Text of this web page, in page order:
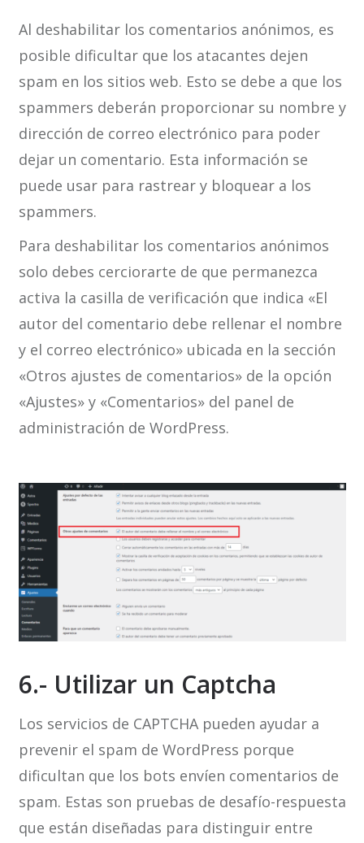
Al deshabilitar los comentarios anónimos, es
posible dificultar que los atacantes dejen
spam en los sitios web. Esto se debe a que los
spammers deberán proporcionar su nombre y
dirección de correo electrónico para poder
dejar un comentario. Esta información se
puede usar para rastrear y bloquear a los
spammers.
Para deshabilitar los comentarios anónimos
solo debes cerciorarte de que permanezca
activa la casilla de verificación que indica «El
autor del comentario debe rellenar el nombre
y el correo electrónico» ubicada en la sección
«Otros ajustes de comentarios» de la opción
«Ajustes» y «Comentarios» del panel de
administración de WordPress.
6.- Utilizar un Captcha
Los servicios de CAPTCHA pueden ayudar a
prevenir el spam de WordPress porque
dificultan que los bots envíen comentarios de
spam. Estas son pruebas de desafío-respuesta
que están diseñadas para distinguir entre